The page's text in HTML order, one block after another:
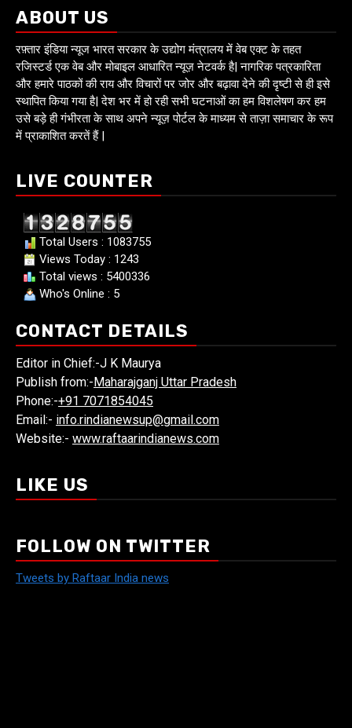
ABOUT US
रफ़्तार इंडिया न्यूज भारत सरकार के उद्योग मंत्रालय में वेब एक्ट के तहत
रजिस्टर्ड एक वेब और मोबाइल आधारित न्यूज़ नेटवर्क है| नागरिक पत्रकारिता
और हमारे पाठकों की राय और विचारों पर जोर और बढ़ावा देने की दृष्टी से ही इसे
स्थापित किया गया है| देश भर में हो रही सभी घटनाओं का हम विशलेषण कर हम
उसे बड़े ही गंभीरता के साथ अपने न्यूज़ पोर्टल के माध्यम से ताज़ा समाचार के रूप
में प्राकाशित करतें हैं |
LIVE COUNTER
Total Users : 1083755
Views Today : 1243
Total views : 5400336
Who's Online : 5
CONTACT DETAILS
Editor in Chief:-J K Maurya
Publish from:-Maharajganj Uttar Pradesh
Phone:-+91 7071854045
Email:- info.rindianewsup@gmail.com
Website:- www.raftaarindianews.com
LIKE US
FOLLOW ON TWITTER
Tweets by Raftaar India news